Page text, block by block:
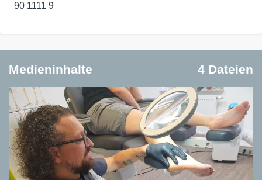
90 1111 9
Medieninhalte 4 Dateien